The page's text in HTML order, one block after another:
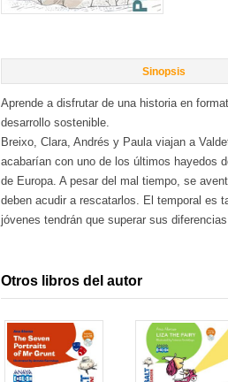
Sinopsis
Aprende a disfrutar de una historia en
desarrollo sostenible.
Breixo, Clara, Andrés y Paula viajan a
acabarían con uno de los últimos hayedos
de Europa. A pesar del mal tiempo, se
deben acudir a rescatarlos. El temporal es
jóvenes tendrán que superar sus
Otros libros del autor